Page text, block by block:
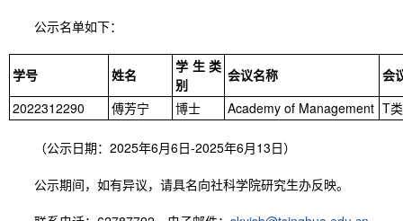
公示名单如下：
学号 姓名
学生类
别
会议名称
会
2022312290
傅芳宁 博士 Academy of Management T类
（公示日期：2025年6月6日-2025年6月13日）
公示期间，如有异议，请具名向社科学院研究生办反映。